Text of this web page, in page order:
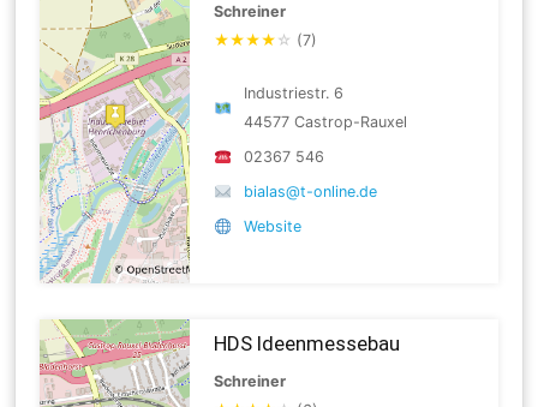
Schreiner
★★★★ ☆ (7)
Industriestr. 6
44577 Castrop-Rauxel
02367 546
bialas@t-online.de
Website
HDS Ideenmessebau
Schreiner